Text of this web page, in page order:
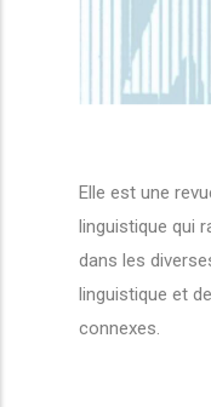
Elle est une
linguistique qui
dans les
linguistique et
connexes.